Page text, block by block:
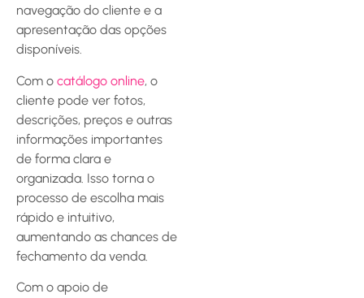
navegação do cliente e a
apresentação das opções
disponíveis.
Com o catálogo online, o
cliente pode ver fotos,
descrições, preços e outras
informações importantes
de forma clara e
organizada. Isso torna o
processo de escolha mais
rápido e intuitivo,
aumentando as chances de
fechamento da venda.
Com o apoio de